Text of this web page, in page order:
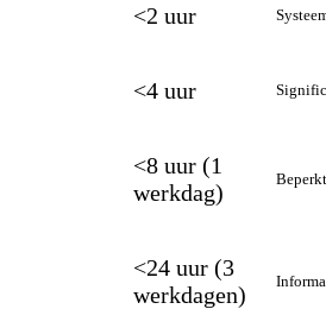
<2 uur
<4 uur
<8 uur (1
werkdag)
<24 uur (3
werkdagen)